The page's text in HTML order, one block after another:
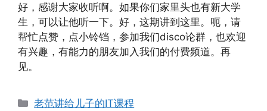
好，感谢大家收听啊。如果你们家里头也有新大学
生，可以让他听一下。好，这期讲到这里。呃，请
帮忙点赞，点小铃铛，参加我们disco论群，也欢迎
有兴趣，有能力的朋友加入我们的付费频道。再
见。
分
老范讲给儿子的IT课程